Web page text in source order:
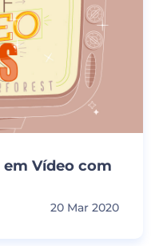
Vídeo com
20 Mar 2020